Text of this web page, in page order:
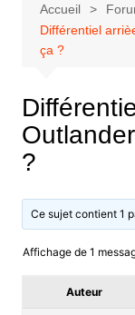
Accueil
Différentiel
ça ?
?
Ce sujet contient 1
Affichage de 1
Auteur